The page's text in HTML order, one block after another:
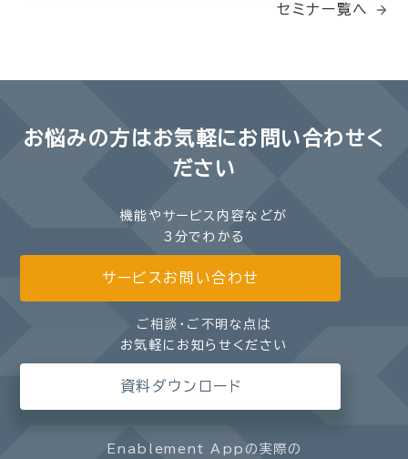
セミナー覧へ
お悩みの方はお気軽にお問い合わせく
ださい
機能やサービス内容などが
3分でわかる
サービスお問い合わせ
ご相談・ご不明な点は
お気軽にお知らせください
資料ダウンロード
Enablement Appの実際の